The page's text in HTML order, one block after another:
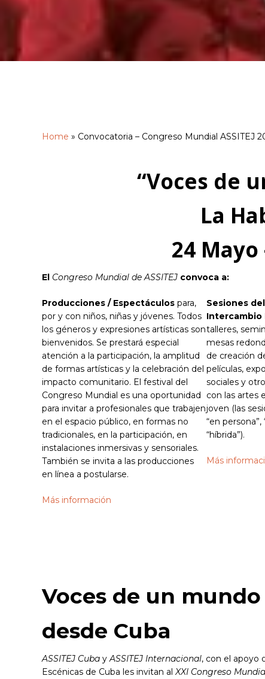
Hit enter to search or ESC to close
Home » Convocatoria – Congreso Mundial ASSITEJ
“Voces de
La
24 Mayo
El Congreso Mundial de ASSITEJ convoca a:
Producciones / Espectáculos para,
por y con niños, niñas y jóvenes. Todos
los géneros y expresiones artísticas son
bienvenidos. Se prestará especial
atención a la participación, la amplitud
de formas artísticas y la celebración del
impacto comunitario. El festival del
Congreso Mundial es una oportunidad
para invitar a profesionales que trabajen
en el espacio público, en formas no
tradicionales, en la participación, en
instalaciones inmersivas y sensoriales.
También se invita a las producciones
en línea a postularse.
Más información
Sesiones
Intercambio
talleres,
mesas
de creación
películas,
sociales y
con las artes
joven (las
“en
“híbrida”).
Más
Voces de un
desde Cuba
ASSITEJ Cuba yASSITEJ Internacional, con el apoyo
Escénicas de Cuba les invitan alXXI Congreso